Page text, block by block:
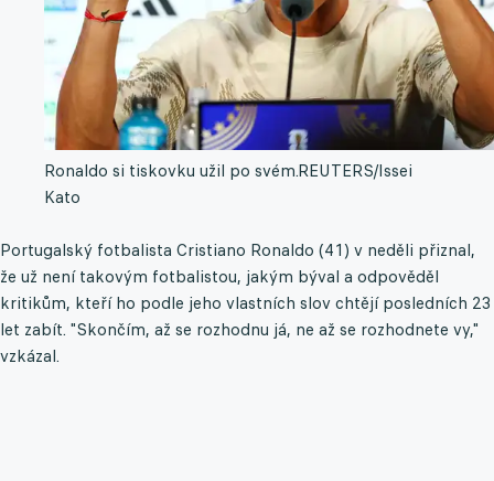
Ronaldo si tiskovku užil po svém.REUTERS/Issei
Kato
Portugalský fotbalista Cristiano Ronaldo (41) v neděli přiznal,
že už není takovým fotbalistou, jakým býval a odpověděl
kritikům, kteří ho podle jeho vlastních slov chtějí posledních 23
let zabít. "Skončím, až se rozhodnu já, ne až se rozhodnete vy,"
vzkázal.